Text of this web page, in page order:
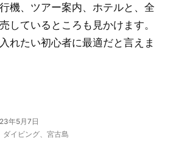
機、ツアー案内、ホテルと、全
しているところも見かけます。
れたい初心者に最適だと言えま
年5月7日
ダイビング、 宮古島